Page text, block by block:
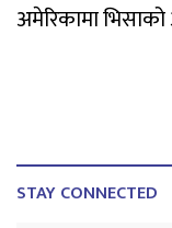
अमेरिकामा
STAY CONNECTED